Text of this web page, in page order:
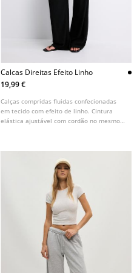
Calcas Direitas Efeito Linho
19,99 €
Calças compridas fluidas confecionadas
em tecido com efeito de linho. Cintura
elástica ajustável com cordão no mesmo